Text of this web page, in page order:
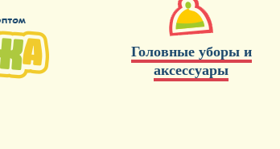
Головные уборы и
аксессуары